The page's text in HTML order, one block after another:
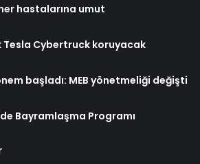
hastalarına umut
Tesla Cybertruck koruyacak
başladı: MEB yönetmeliği değişti
Bayramlaşma Programı